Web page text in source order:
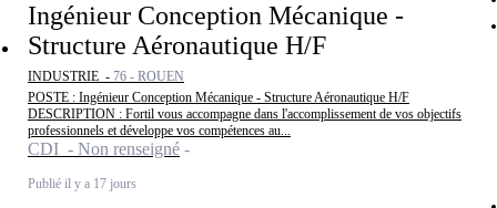
Ingénieur Conception Mécanique -
Structure Aéronautique H/F
INDUSTRIE - 76 - ROUEN
POSTE : Ingénieur Conception Mécanique - Structure Aéronautique H/F
DESCRIPTION : Fortil vous accompagne dans l'accomplissement de vos objectifs
professionnels et développe vos compétences au...
CDI - Non renseigné
Publié il y a 17 jours